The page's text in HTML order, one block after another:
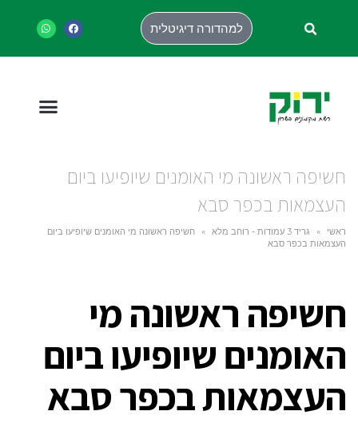
למהדורה דיגיטלית
חשיפה ראשונה מי האומנים שיופיעו ביום
העצמאות בכפר סבא
ראשי » גריד 3 עמודות - רוחב מלא »
חשיפה ראשונה מי האומנים שיופיעו ביום
העצמאות בכפר סבא
חשיפה ראשונה מי
האומנים שיופיעו ביום
העצמאות בכפר סבא